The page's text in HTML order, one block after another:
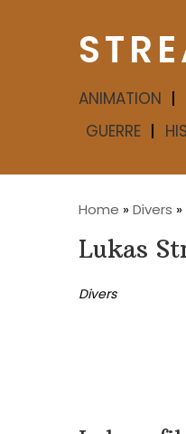
ANIMATION
GUERRE
Home »Divers »
Lukas
Divers